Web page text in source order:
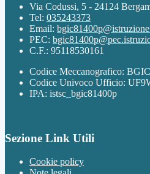
Via Codussi, 5 - 24124
Tel: 035243373
Email:
PEC:
C.F.: 95118530161
Codice Meccanografico:
Codice Univoco Ufficio:
IPA: istsc_bgic81400p
Sezione Link Utili
Cookie policy